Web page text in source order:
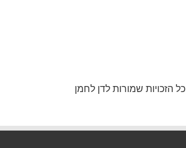
הזכויות שמורות לדן לחמן